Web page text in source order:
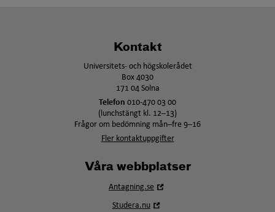
Kontakt
Universitets- och högskolerådet
Box 4030
171 04 Solna
Telefon 010-470 03 00
(lunchstängt kl. 12–13)
Frågor om bedömning mån–fre 9–16
Fler kontaktuppgifter
Våra webbplatser
Antagning.se
Studera.nu